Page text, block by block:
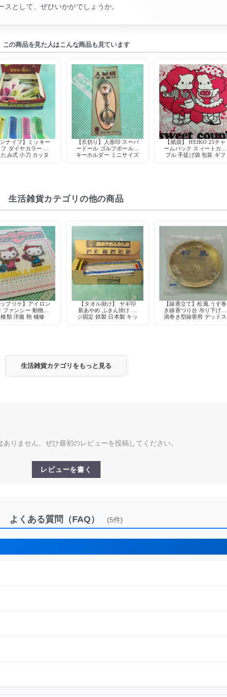
として、ぜひいかがでしょうか。
この商品を見た人はこんな商品も見ています
ンナイフ】ミッキー
ダイヤカラー 折
たみ式 小刀 カッタ
【爪切り】人形印 スーパ
ードール ゴルフボール型
キーホルダー ミニサイズ
【紙袋】 HEIKO 25チャ
ームバック スィートカッ
プル 手提げ袋 包装 ギフ
生活雑貨カテゴリの他の商品
ップリケ】アイロン
ファンシー 動物柄
種類 洋服 鞄 補修
【タオル掛け】 ヤギ印
新あやめ ふきん掛け ネ
ジ固定 鉄製 日本製 キッ
【線香立て】松風 うず巻
き線香つり台 吊り下げ式
渦巻き型線香用 デッドス
生活雑貨カテゴリをもっと見る
ありません。ぜひ最初のレビューを投稿してください。
レビューを書く
よくある質問（FAQ） (5件)